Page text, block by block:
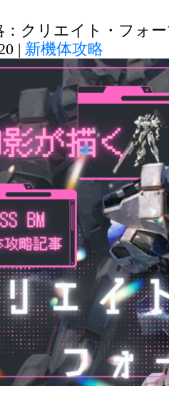
：クリエイト・フォ
| 新機体攻略